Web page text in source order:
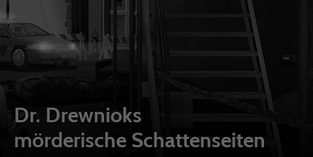
Dr. Drewnioks
mörderische Schattenseiten